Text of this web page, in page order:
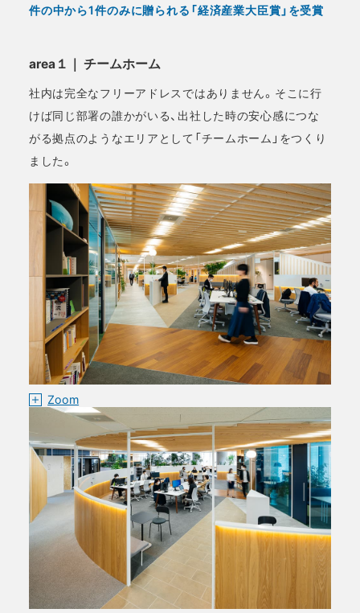
件の中から1件のみに贈られる「経済産業大臣賞」を受賞
area１｜ チームホーム
社内は完全なフリーアドレスではありません。そこに行
けば同じ部署の誰かがいる、出社した時の安心感につな
がる拠点のようなエリアとして「チームホーム」をつくり
ました。
Zoom